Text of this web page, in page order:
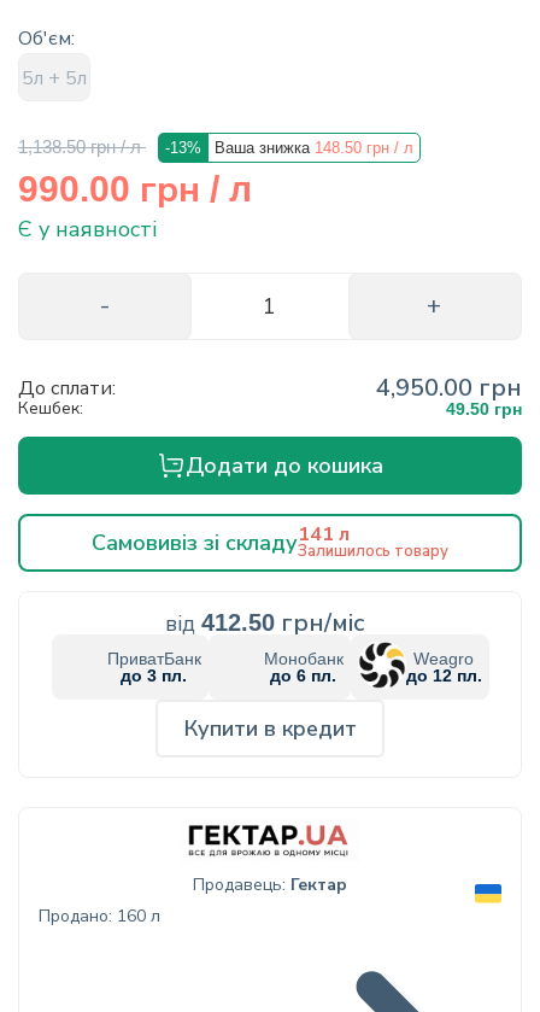
Об'єм:
5л + 5л
1,138.50 грн / л -13% Ваша знижка 148.50 грн / л
990.00 грн / л
Є у наявності
До сплати: 4,950.00 грн
Кешбек: 49.50 грн
Додати до кошика
Самовивіз зі складу141 л
Залишилось товару
від 412.50 грн/міс
ПриватБанк
до 3 пл.
Монобанк
до 6 пл.
Weagro
до 12 пл.
Купити в кредит
Продавець: Гектар
Продано: 160 л